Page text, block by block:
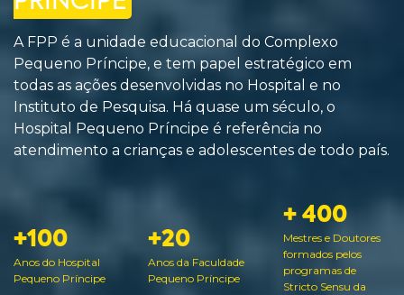
A FPP é a unidade educacional do Complexo
Pequeno Príncipe, e tem papel estratégico em
todas as ações desenvolvidas no Hospital e no
Instituto de Pesquisa. Há quase um século, o
Hospital Pequeno Príncipe é referência no
atendimento a crianças e adolescentes de todo país.
+100
Anos do Hospital
Pequeno Príncipe
+20
Anos da Faculdade
Pequeno Príncipe
+ 400
Mestres e Doutores
formados pelos
programas de
Stricto Sensu da